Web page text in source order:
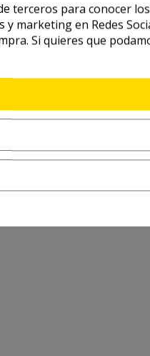
terceros para conocer
y marketing en Redes
Si quieres que